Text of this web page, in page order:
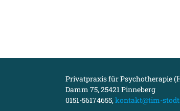
Privatpraxis für Psychotherapie
Damm 75, 25421 Pinneberg
0151-56174655,kontakt@tim-